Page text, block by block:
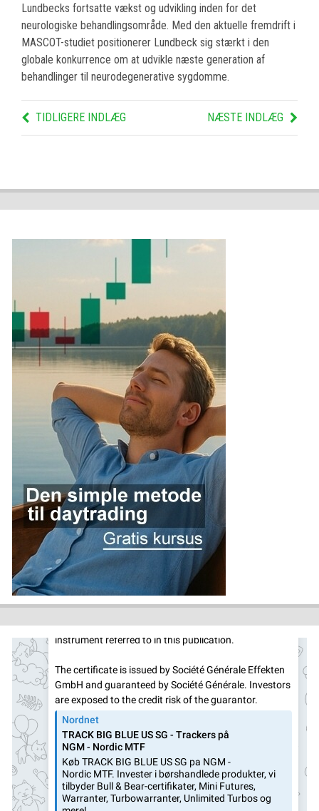
Lundbecks fortsatte vækst og udvikling inden for det
neurologiske behandlingsområde. Med den aktuelle fremdrift i
MASCOT-studiet positionerer Lundbeck sig stærkt i den
globale konkurrence om at udvikle næste generation af
behandlinger til neurodegenerative sygdomme.
TIDLIGERE INDLÆG NÆSTE INDLÆG